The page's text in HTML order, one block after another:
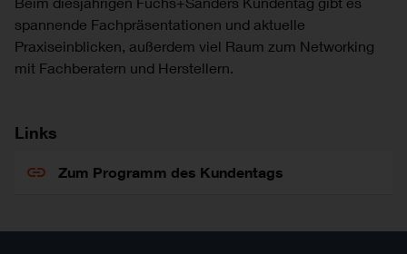
spannende Fachpräsentationen und aktuelle
Praxiseinblicken, außerdem viel Raum zum Networking
mit Fachberatern und Herstellern.
Links
Zum Programm des Kundentags